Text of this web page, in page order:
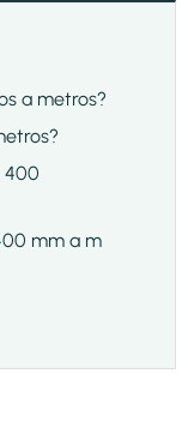
a metros?
400
mm a m